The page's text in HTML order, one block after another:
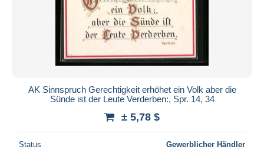
AK Sinnspruch Gerechtigkeit erhöhet ein Volk aber die
Sünde ist der Leute Verderben:, Spr. 14, 34
± 5,78 $
Status Gewerblicher Händler